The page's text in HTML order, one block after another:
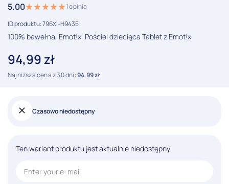
5.00 1opinia
ID produktu: 796XI-H9435
100% bawełna, Emot!x, Pościel dziecięca Tablet z Emot!x
94,99zł
Najniższa cena z 30 dni:94,99zł
Czasowo niedostępny
Ten wariant produktu jest aktualnie niedostępny.